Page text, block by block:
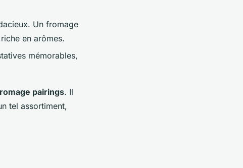
Un fromage
en arômes.
mémorables,
pairings. Il
tel assortiment,